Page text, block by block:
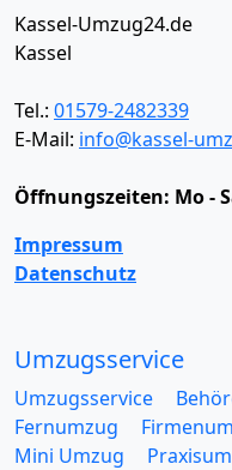
Kassel-Umzug24.de
Kassel
Tel.: 01579-2482339
E-Mail: info@kassel-
Öffnungszeiten: Mo -
Impressum
Datenschutz
Umzugsservice
Umzugsservice
Fernumzug
Mini Umzug